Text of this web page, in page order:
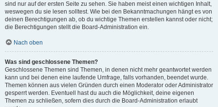
sind nur auf der ersten Seite zu sehen. Sie haben meist einen wichtigen Inhalt,
weswegen du sie lesen solltest. Wie bei den Bekanntmachungen hängt es von
deinen Berechtigungen ab, ob du wichtige Themen erstellen kannst oder nicht;
die Berechtigungen stellt die Board-Administration ein.
Nach oben
Was sind geschlossene Themen?
Geschlossene Themen sind Themen, in denen nicht mehr geantwortet werden
kann und bei denen eine laufende Umfrage, falls vorhanden, beendet wurde.
Themen können aus vielen Gründen durch einen Moderator oder Administrator
gesperrt werden. Eventuell hast du auch die Möglichkeit, deine eigenen
Themen zu schließen, sofern dies durch die Board-Administration erlaubt